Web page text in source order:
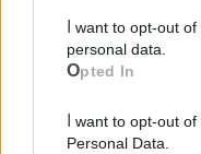
personal data.
Opted In
Personal Data.
Le notizie del
Ricevi gratuitamente
clicca qui